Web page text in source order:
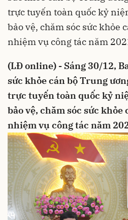
trực tuyến toàn quốc kỷ
bảo vệ, chăm sóc sức khỏe
nhiệm vụ công tác năm
(LĐ online) - Sáng 30/12,
sức khỏe cán bộ Trung
trực tuyến toàn quốc kỷ
bảo vệ, chăm sóc sức
nhiệm vụ công tác năm